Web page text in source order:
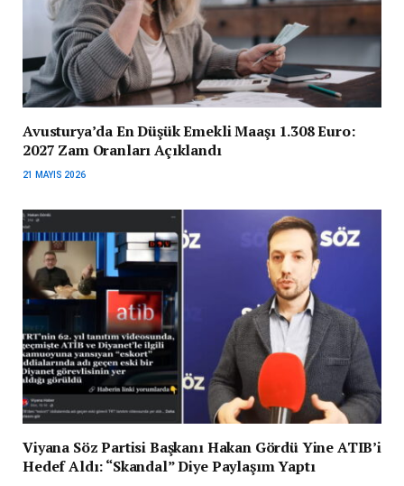
Avusturya’da En Düşük Emekli Maaşı 1.308 Euro:
2027 Zam Oranları Açıklandı
21 MAYIS 2026
Viyana Söz Partisi Başkanı Hakan Gördü Yine ATIB’i
Hedef Aldı: “Skandal” Diye Paylaşım Yaptı